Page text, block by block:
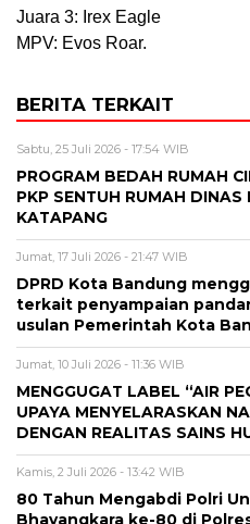
Juara 3: Irex Eagle
MPV: Evos Roar.
BERITA TERKAIT
Sabtu, 25 Juli 2026 - 17:54 WIB
PROGRAM BEDAH RUMAH
PKP SENTUH RUMAH
KATAPANG
Jumat, 17 Juli 2026 - 21:47 WIB
DPRD Kota Bandung
terkait penyampaian
usulan Pemerintah Kota
Jumat, 10 Juli 2026 - 11:36 WIB
MENGGUGAT LABEL “AIR
UPAYA MENYELARASKAN
DENGAN REALITAS SAINS
Kamis, 2 Juli 2026 - 13:42 WIB
80 Tahun Mengabdi Polri
Bhayangkara ke-80 di